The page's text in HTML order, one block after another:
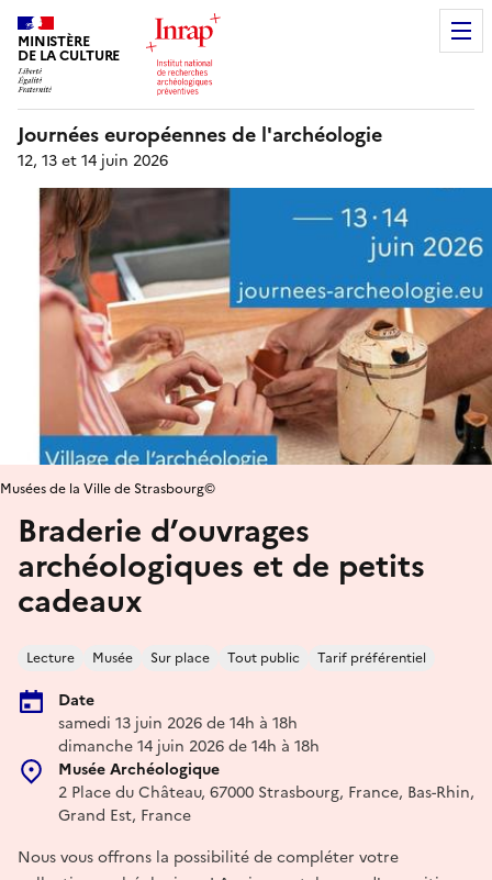
MINISTÈRE
DE LA CULTURE
Journées européennes de l'archéologie
12, 13 et 14 juin 2026
Braderie d’ouvrages
archéologiques et de petits
cadeaux
Lecture Musée Sur place Tout public Tarif préférentiel
Date
samedi 13 juin 2026 de 14h à 18h
dimanche 14 juin 2026 de 14h à 18h
Musée Archéologique
2 Place du Château, 67000 Strasbourg, France, Bas-Rhin,
Grand Est, France
Musées de la Ville de Strasbourg©
Nous vous offrons la possibilité de compléter votre